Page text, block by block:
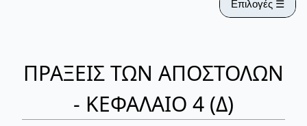
Επιλογές ☰
ΠΡΑΞΕΙΣ ΤΩΝ ΑΠΟΣΤΟΛΩΝ
- ΚΕΦΑΛΑΙΟ 4 (Δ)